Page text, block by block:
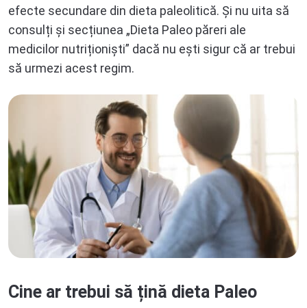
efecte secundare din dieta paleolitică. Și nu uita să
consulți și secțiunea „Dieta Paleo păreri ale
medicilor nutriționiști” dacă nu ești sigur că ar trebui
să urmezi acest regim.
Cine ar trebui să țină dieta Paleo